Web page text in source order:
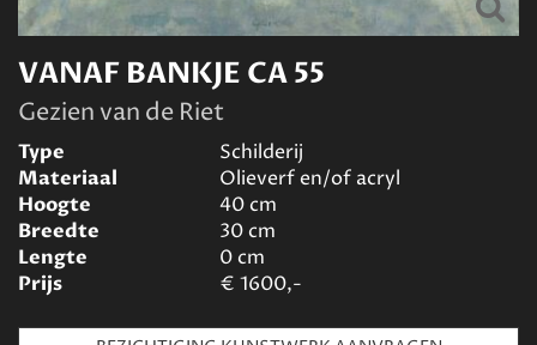
VANAF BANKJE CA 55
Gezien van de Riet
Type
Schilderij
Materiaal
Olieverf en/of acryl
Hoogte
40cm
Breedte
30cm
Lengte
0cm
Prijs
€ 1600,-